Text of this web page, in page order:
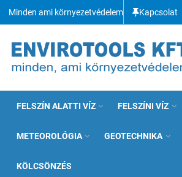
Minden ami környezetvédelem Kapcsolat
FELSZÍN ALATTI VÍZ FELSZÍNI VÍZ
METEOROLÓGIA GEOTECHNIKA
KÖLCSÖNZÉS